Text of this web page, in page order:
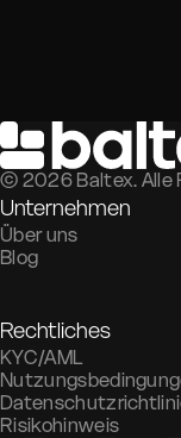
© 2026 Baltex. Alle
Unternehmen
Über uns
Blog
Rechtliches
KYC/AML
Risikohinweis